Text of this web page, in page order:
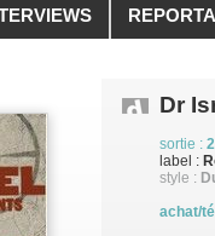
Dr
sortie :
label :
style :
achat/